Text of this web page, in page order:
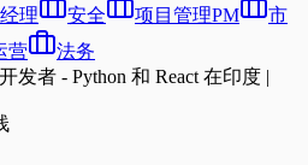
理 安全 项目管理PM
市
营
法务
发者 - Python 和 React 在印度 |